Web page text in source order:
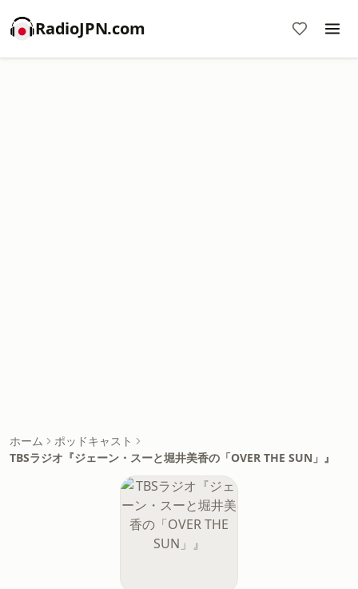
RadioJPN.com
ホーム
ポッドキャスト
TBSラジオ『ジェーン・スーと堀井美香の「OVER THE SUN」』